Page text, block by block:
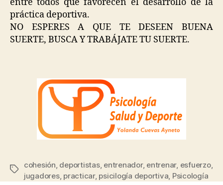
entre todos que favorecen el desarrollo de la
práctica deportiva.
NO ESPERES A QUE TE DESEEN BUENA
SUERTE, BUSCA Y TRABÁJATE TU SUERTE.
cohesión, deportistas, entrenador, entrenar, esfuerzo,
jugadores, practicar, psicilogía deportiva, Psicología